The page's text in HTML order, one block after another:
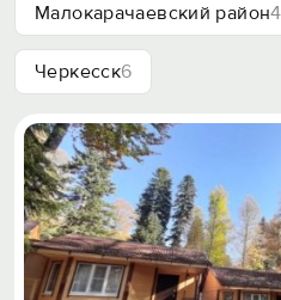
Малокарачаевский район4
Черкесск6